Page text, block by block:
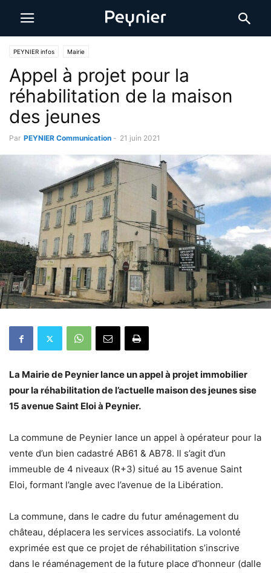
PEYNIER infos Mairie
Appel à projet pour la
réhabilitation de la maison
des jeunes
Par PEYNIER Communication - 21 juin 2021
La Mairie de Peynier lance un appel à projet immobilier
pour la réhabilitation de l’actuelle maison des jeunes sise
15 avenue Saint Eloi à Peynier.
La commune de Peynier lance un appel à opérateur pour la
vente d’un bien cadastré AB61 & AB78. Il s’agit d’un
immeuble de 4 niveaux (R+3) situé au 15 avenue Saint
Eloi, formant l’angle avec l’avenue de la Libération.
La commune, dans le cadre du futur aménagement du
château, déplacera les services associatifs. La volonté
exprimée est que ce projet de réhabilitation s’inscrive
dans le réaménagement de la future place d’honneur (dalle